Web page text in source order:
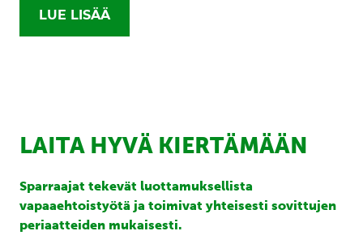
LUE LISÄÄ
LAITA HYVÄ KIERTÄMÄÄN
Sparraajat tekevät luottamuksellista
vapaaehtoistyötä ja toimivat yhteisesti sovittujen
periaatteiden mukaisesti.